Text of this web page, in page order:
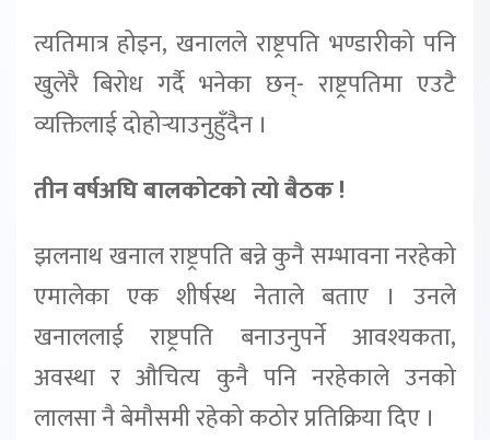
त्यतिमात्र होइन, खनालले राष्ट्रपति भण्डारीको पनि
खुलेरै बिरोध गर्दै भनेका छन्- राष्ट्रपतिमा एउटै
व्यक्तिलाई दोहोर्‍याउनुहुँदैन ।
तीन वर्षअघि बालकोटको त्यो बैठक !
झलनाथ खनाल राष्ट्रपति बन्ने कुनै सम्भावना नरहेको
एमालेका एक शीर्षस्थ नेताले बताए । उनले
खनाललाई राष्ट्रपति बनाउनुपर्ने आवश्यकता,
अवस्था र औचित्य कुनै पनि नरहेकाले उनको
लालसा नै बेमौसमी रहेको कठोर प्रतिक्रिया दिए ।